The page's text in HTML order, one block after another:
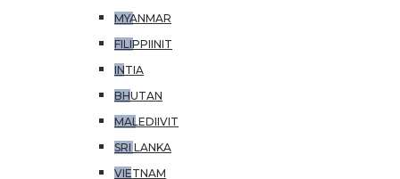
MYANMAR
FILIPPIINIT
INTIA
BHUTAN
MALEDIIVIT
SRI LANKA
VIETNAM